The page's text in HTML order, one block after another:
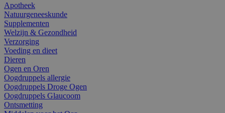
Apotheek
Natuurgeneeskunde
Supplementen
Welzijn & Gezondheid
Verzorging
Voeding en dieet
Dieren
Ogen en Oren
Oogdruppels allergie
Oogdruppels Droge Ogen
Oogdruppels Glaucoom
Ontsmetting